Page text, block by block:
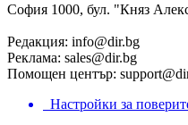
София 1000, бул. "Княз
Редакция: info@dir.bg
Реклама: sales@dir.bg
Помощен център:
Настройки за